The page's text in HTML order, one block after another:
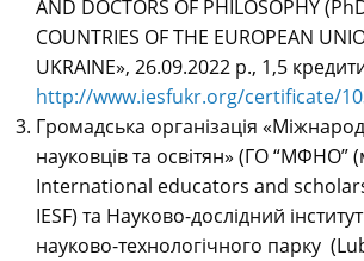
AND DOCTORS OF PHILOSOPHY
COUNTRIES OF THE EUROPEAN
UKRAINE», 26.09.2022 р., 1,5
http://www.iesfukr.org/certificate/
Громадська організація
науковців та освітян» (ГО “МФНО”
International educators and
IESF) та Науково-дослідний
науково-технологічного парку